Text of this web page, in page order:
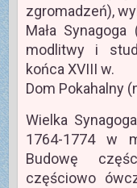
zgromadzeń),
Mała
modlitwy i
końca XVIII w.
Dom Pokahalny
Wielka
1764-1774 w
Budowę
częściowo